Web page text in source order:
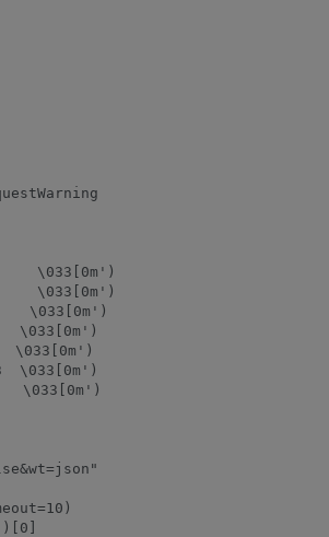
\033[0m')
\033[0m')
\033[0m')
\033[0m')
\033[0m')
\033[0m')
\033[0m')